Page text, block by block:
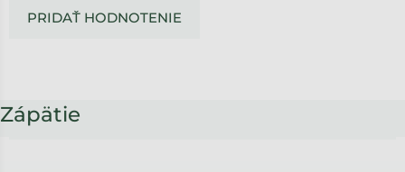
PRIDAŤ HODNOTENIE
Zápätie